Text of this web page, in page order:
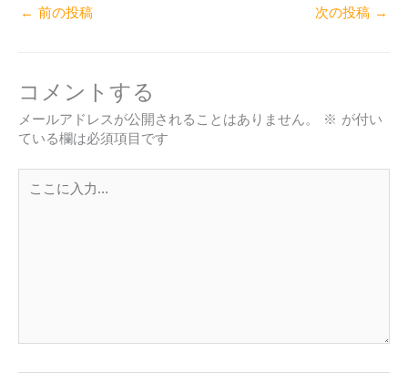
← 前の投稿 次の投稿 →
コメントする
メールアドレスが公開されることはありません。 ※ が付い
ている欄は必須項目です